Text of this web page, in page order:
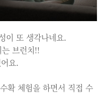
이 또 생각나네요.
브런치!!
요.
확 체험을 하면서 직접 수